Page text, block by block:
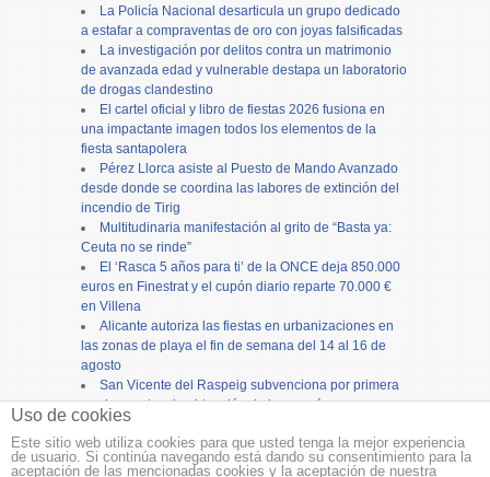
La Policía Nacional desarticula un grupo dedicado
a estafar a compraventas de oro con joyas falsificadas
La investigación por delitos contra un matrimonio
de avanzada edad y vulnerable destapa un laboratorio
de drogas clandestino
El cartel oficial y libro de fiestas 2026 fusiona en
una impactante imagen todos los elementos de la
fiesta santapolera
Pérez Llorca asiste al Puesto de Mando Avanzado
desde donde se coordina las labores de extinción del
incendio de Tirig
Multitudinaria manifestación al grito de “Basta ya:
Ceuta no se rinde”
El ‘Rasca 5 años para ti’ de la ONCE deja 850.000
euros en Finestrat y el cupón diario reparte 70.000 €
en Villena
Alicante autoriza las fiestas en urbanizaciones en
las zonas de playa el fin de semana del 14 al 16 de
agosto
San Vicente del Raspeig subvenciona por primera
vez los gastos de obtención de los carnés para
camiones y autobuses
Copyright ©12tvy12endigital.es
Uso de cookies
Este sitio web utiliza cookies para que usted tenga la mejor experiencia
de usuario. Si continúa navegando está dando su consentimiento para la
aceptación de las mencionadas cookies y la aceptación de nuestra